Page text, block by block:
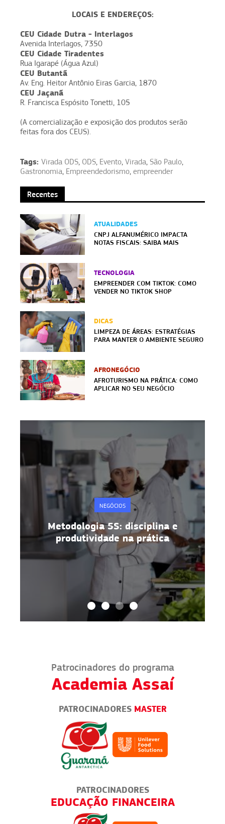
LOCAIS E ENDEREÇOS:
CEU Cidade Dutra - Interlagos
Avenida Interlagos, 7350
CEU Cidade Tiradentes
Rua Igarapé (Água Azul)
CEU Butantã
Av. Eng. Heitor Antônio Eiras Garcia, 1870
CEU Jaçanã
R. Francisca Espósito Tonetti, 105
(A comercialização e exposição dos produtos serão
feitas fora dos CEUS).
Tags: Virada ODS, ODS, Evento, Virada, São Paulo,
Gastronomia, Empreendedorismo, empreender
Recentes
ATUALIDADES
CNPJ ALFANUMÉRICO IMPACTA
NOTAS FISCAIS: SAIBA MAIS
TECNOLOGIA
EMPREENDER COM TIKTOK: COMO
VENDER NO TIKTOK SHOP
DICAS
LIMPEZA DE ÁREAS: ESTRATÉGIAS
PARA MANTER O AMBIENTE SEGURO
AFRONEGÓCIO
AFROTURISMO NA PRÁTICA: COMO
APLICAR NO SEU NEGÓCIO
NEGÓCIOS
Metodologia 5S: disciplina e
produtividade na prática
Patrocinadores do programa
Academia Assaí
PATROCINADORES MASTER
PATROCINADORES
EDUCAÇÃO FINANCEIRA